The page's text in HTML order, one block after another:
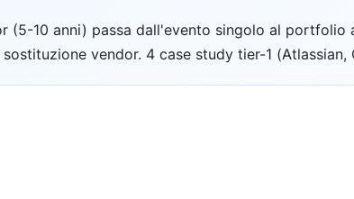
(5-10 anni) passa dall'evento singolo al
vendor. 4 case study tier-1